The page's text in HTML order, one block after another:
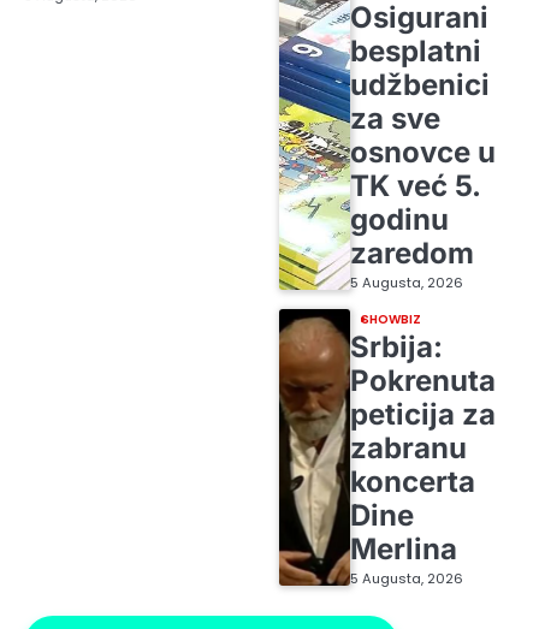
Osigurani
besplatni
udžbenici
za sve
osnovce u
TK već 5.
godinu
zaredom
5 Augusta, 2026
SHOWBIZ
Srbija:
Pokrenuta
peticija za
zabranu
koncerta
Dine
Merlina
5 Augusta, 2026